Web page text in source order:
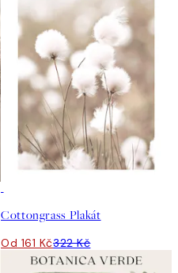
Cottongrass Plakát
Od 161 Kč322 Kč